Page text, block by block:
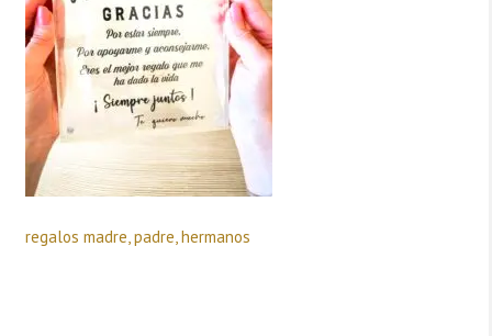
regalos madre, padre, hermanos